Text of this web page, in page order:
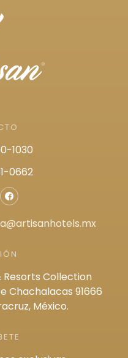
1030
0662
Resorts Collection
Chachalacas 91666
México.